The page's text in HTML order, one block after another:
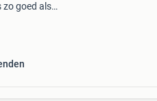
zo goed als